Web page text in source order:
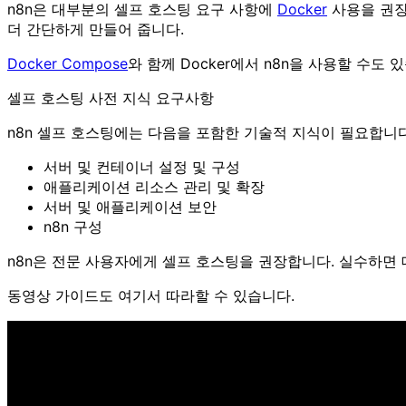
n8n은 대부분의 셀프 호스팅 요구 사항에 Docker 사용을 권
더 간단하게 만들어 줍니다.
Docker Compose와 함께 Docker에서 n8n을 사용할 수도
셀프 호스팅 사전 지식 요구사항
n8n 셀프 호스팅에는 다음을 포함한 기술적 지식이 필요합니
서버 및 컨테이너 설정 및 구성
애플리케이션 리소스 관리 및 확장
서버 및 애플리케이션 보안
n8n 구성
n8n은 전문 사용자에게 셀프 호스팅을 권장합니다. 실수하
동영상 가이드도 여기서 따라할 수 있습니다.